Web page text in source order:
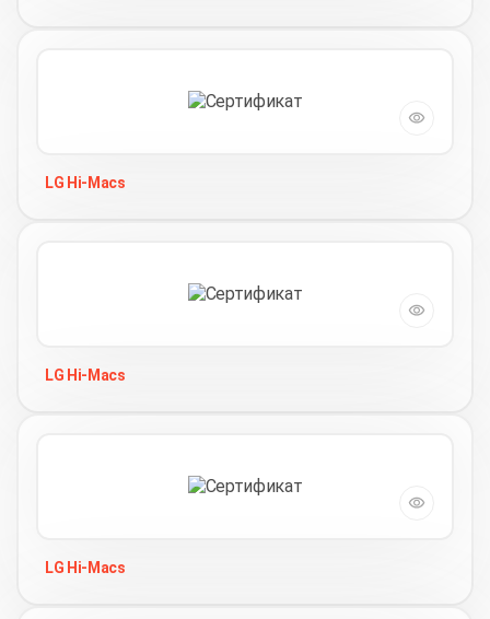
LG Hi-Macs
LG Hi-Macs
LG Hi-Macs